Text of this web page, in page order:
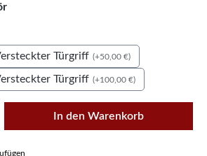
auswählen
Türgriff (+50,00 €)
Türgriff (+100,00 €)
Gib den gewünschten
In den Warenkorb